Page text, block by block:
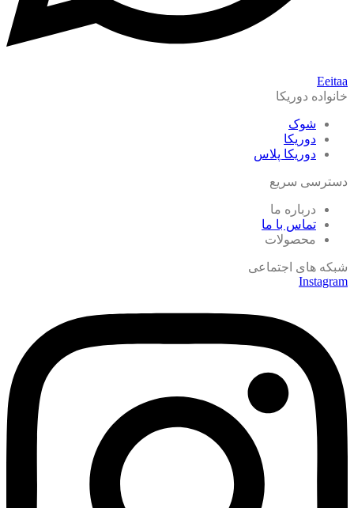
Eeitaa
خانواده دوریکا
شوک
دوریکا
دوریکا پلاس
دسترسی سریع
درباره ما
تماس با ما
محصولات
شبکه های اجتماعی
Instagram